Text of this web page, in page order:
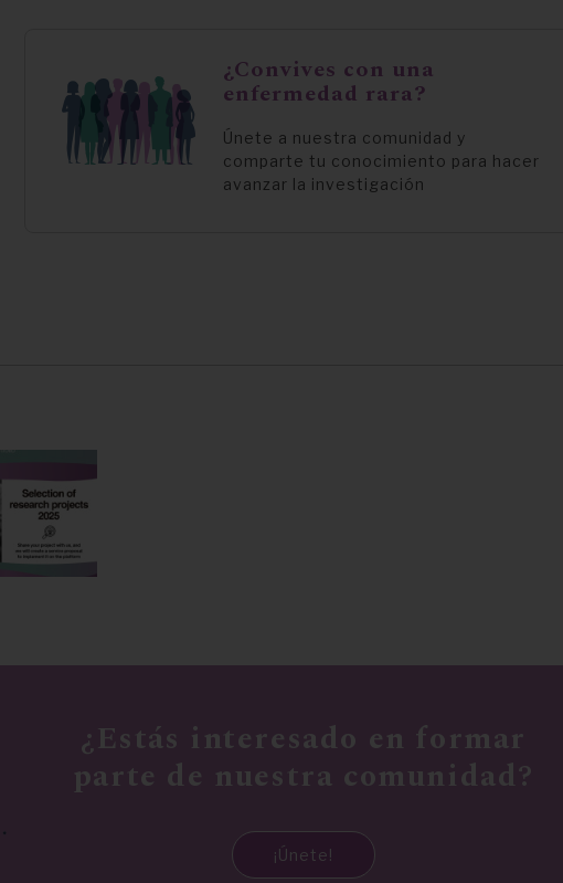
¿Convives con una
enfermedad rara?
Únete a nuestra comunidad y
comparte tu conocimiento para hacer
avanzar la investigación
¿Estás interesado en formar
parte de nuestra comunidad?
¡Únete!